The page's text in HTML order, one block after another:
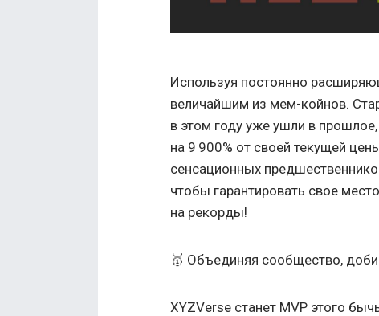
Используя постоянно
величайшим из мем-койнов.
в этом году уже ушли в
на 9 900% от своей текущей
сенсационных
чтобы гарантировать свое
на рекорды!
🥇 Объединяя сообщество,
XYZVerse станет MVP этого